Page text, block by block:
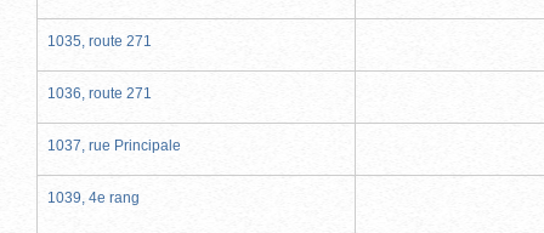
1035, route 271
1036, route 271
1037, rue Principale
1039, 4e rang